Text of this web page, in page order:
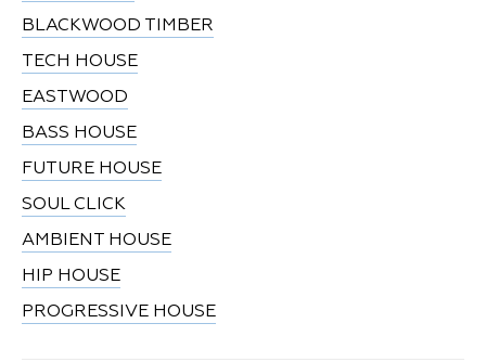
BLACKWOOD TIMBER
TECH HOUSE
EASTWOOD
BASS HOUSE
FUTURE HOUSE
SOUL CLICK
AMBIENT HOUSE
HIP HOUSE
PROGRESSIVE HOUSE